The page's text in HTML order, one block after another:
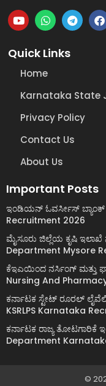
Quick Links
Home
Karnataka State
Privacy Policy
Contact Us
About Us
Important Posts
ಇಂಡಿಯನ್ ಓವರ್ಸೀಸ್ ಬ್ಯಾಂಕ್
Recruitment 2026
ಮೈಸೂರು ಜಿಲ್ಲೆಯ ಕೃಷಿ
Department Mysore
ಕೆಇಎಯಿಂದ ನರ್ಸಿಂಗ್ ಮತ್ತು
Nursing And
ಕರ್ನಾಟಕ ಸ್ಟೇಟ್ ರೂರಲ್
KSRLPS Karnataka
ಕರ್ನಾಟಕ ರಾಜ್ಯ
Department
©